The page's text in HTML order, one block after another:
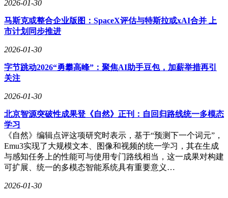
2026-01-30
马斯克或整合企业版图：SpaceX评估与特斯拉或xAI合并 上
市计划同步推进
2026-01-30
字节跳动2026“勇攀高峰”：聚焦AI助手豆包，加薪举措再引
关注
2026-01-30
北京智源突破性成果登《自然》正刊：自回归路线统一多模态
学习
《自然》编辑点评这项研究时表示，基于“预测下一个词元”，
Emu3实现了大规模文本、图像和视频的统一学习，其在生成
与感知任务上的性能可与使用专门路线相当，这一成果对构建
可扩展、统一的多模态智能系统具有重要意义…
2026-01-30